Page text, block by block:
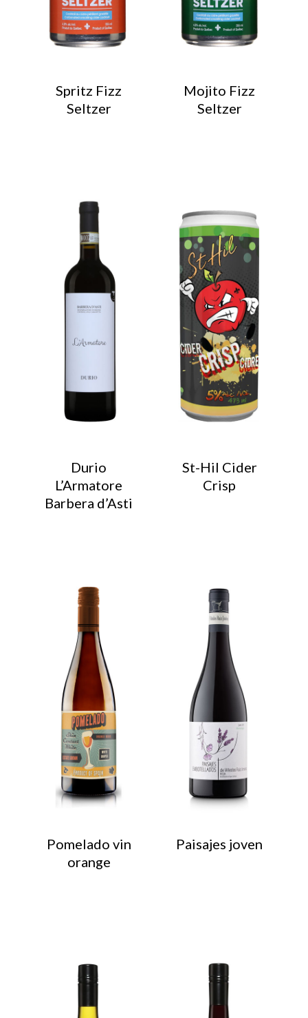
Spritz Fizz
Seltzer
Mojito Fizz
Seltzer
Durio
L’Armatore
Barbera d’Asti
St-Hil Cider
Crisp
Pomelado vin
orange
Paisajes joven